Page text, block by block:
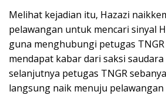
Melihat kejadian itu, Hazazi
pelawangan untuk mencari sinyal
guna menghubungi petugas TNGR
mendapat kabar dari saksi saudara
selanjutnya petugas TNGR
langsung naik menuju